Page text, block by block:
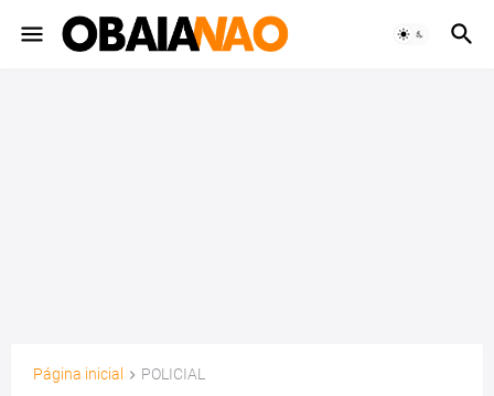
Página inicial POLICIAL